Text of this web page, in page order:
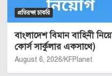
প্রতিরক্ষা চাকরি
বাংলাদেশ বিমান বাহিনী
কোর্স সার্কুলার একসাথে)
August 6, 2026 KFPlanet